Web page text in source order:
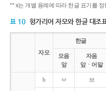
** x는 개별 용례에 따라 한글 표기를 정
표 10 헝가리어 자모와 한글 대조
자모
한글
모음
앞
자음
앞ㆍ어말
b ㅂ 브